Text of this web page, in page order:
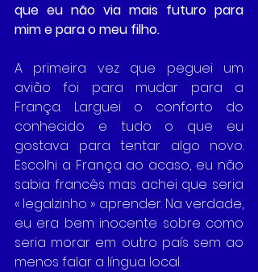
que eu não via mais futuro para
mim e para o meu filho.
A primeira vez que peguei um
avião foi para mudar para a
França. Larguei o conforto do
conhecido e tudo o que eu
gostava para tentar algo novo.
Escolhi a França ao acaso, eu não
sabia francês mas achei que seria
« legalzinho » aprender. Na verdade,
eu era bem inocente sobre como
seria morar em outro país sem ao
menos falar a língua local.